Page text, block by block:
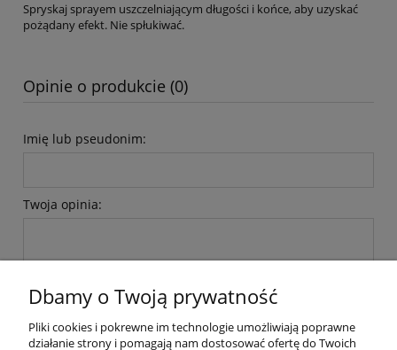
Spryskaj sprayem uszczelniającym długości i końce, aby uzyskać
pożądany efekt. Nie spłukiwać.
Opinie o produkcie (0)
Imię lub pseudonim:
Twoja opinia:
wyślij
Dbamy o Twoją prywatność
Pliki cookies i pokrewne im technologie umożliwiają poprawne
działanie strony i pomagają nam dostosować ofertę do Twoich